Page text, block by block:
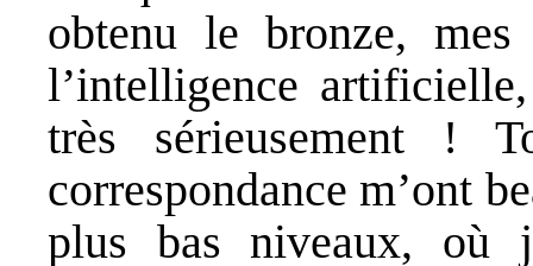
obtenu le bronze,
l’intelligence
très sérieusement !
correspondance m’ont
plus bas niveaux, où